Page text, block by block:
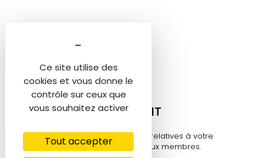
Ce site utilise des
cookies et vous donne le
contrôle sur ceux que
vous souhaitez activer
Tout accepter
Tél. 06 60 58 06 05
sfa@sfalcoologie.fr
MON COMPTE ADHÉRENT
Retrouvez toutes les informations relatives à votre
compte sur cet espace réservé aux membres.